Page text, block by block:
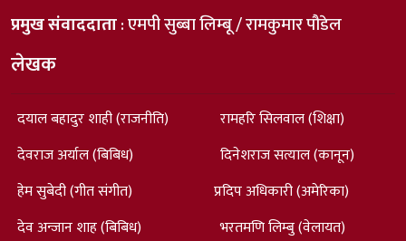
प्रमुख संवाददाता: एमपी सुब्बा लिम्बू / रामकुमार पौडेल
लेखक
दयाल बहादुर शाही (राजनीति)
देवराज अर्याल (बिबिध)
हेम सुबेदी (गीत संगीत)
देव अन्जान शाह (बिबिध)
रामहरि सिलवाल (शिक्षा)
दिनेशराज सत्याल (कानून)
प्रदिप अधिकारी (अमेरिका)
भरतमणि लिम्बु (वेलायत)